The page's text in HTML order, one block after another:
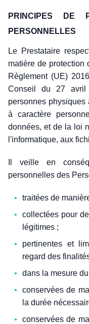
PRINCIPES DE
PERSONNELLES
Le Prestataire
matière de protection
Règlement (UE)
Conseil du 27
personnes
à caractère
données, et de la loi
l'informatique, aux
Il veille en
personnelles des
traitées de
collectées pour
légitimes ;
pertinentes et
regard des
dans la mesure
conservées de
la durée
conservées de